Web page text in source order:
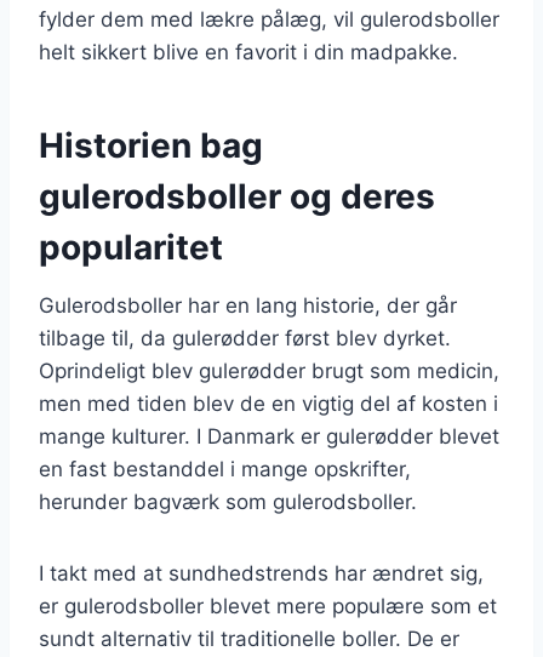
fylder dem med lækre pålæg, vil gulerodsboller
helt sikkert blive en favorit i din madpakke.
Historien bag
gulerodsboller og deres
popularitet
Gulerodsboller har en lang historie, der går
tilbage til, da gulerødder først blev dyrket.
Oprindeligt blev gulerødder brugt som medicin,
men med tiden blev de en vigtig del af kosten i
mange kulturer. I Danmark er gulerødder blevet
en fast bestanddel i mange opskrifter,
herunder bagværk som gulerodsboller.
I takt med at sundhedstrends har ændret sig,
er gulerodsboller blevet mere populære som et
sundt alternativ til traditionelle boller. De er